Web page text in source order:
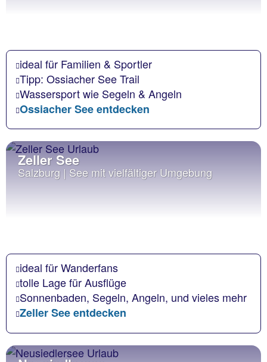
ideal für Familien & Sportler
Tipp: Ossiacher See Trail
Wassersport wie Segeln & Angeln
Ossiacher See entdecken
Zeller See
Salzburg | See mit vielfältiger Umgebung
ideal für Wanderfans
tolle Lage für Ausflüge
Sonnenbaden, Segeln, Angeln, und vieles mehr
Zeller See entdecken